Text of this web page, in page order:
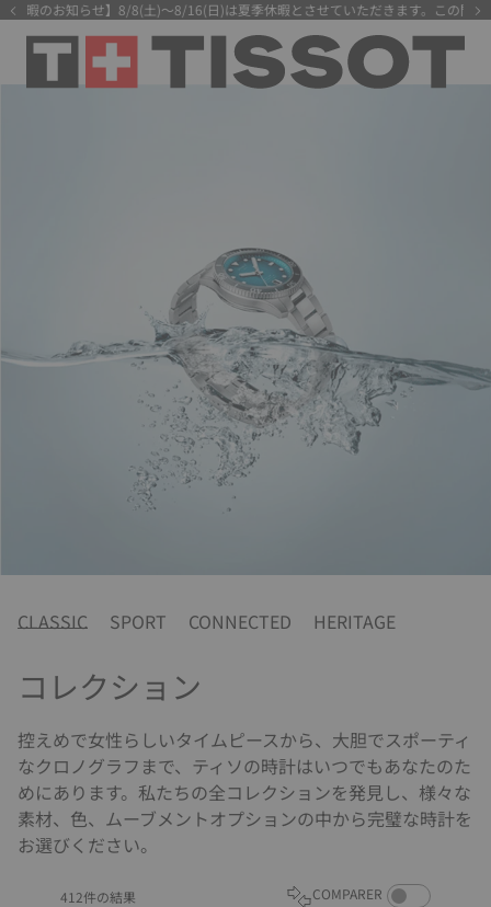
らせ】8/8(土)～8/16(日)は夏季休暇とさせていただきます。この間にいただき
CLASSIC SPORT CONNECTED HERITAGE
コレクション
控えめで女性らしいタイムピースから、大胆でスポーティ
なクロノグラフまで、ティソの時計はいつでもあなたのた
めにあります。私たちの全コレクションを発見し、様々な
素材、色、ムーブメントオプションの中から完璧な時計を
お選びください。
412件の結果 COMPARER COMPARE